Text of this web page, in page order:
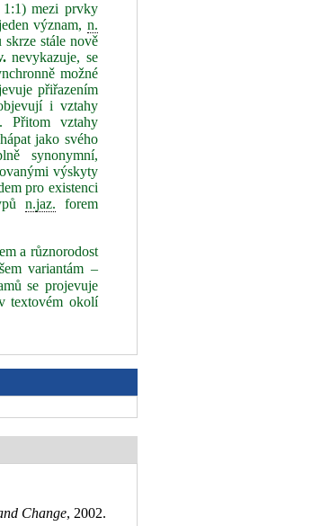
1:1) mezi prvky
význam, n.
stále nově
nevykazuje, se
možné
přiřazením
i vztahy
Přitom vztahy
jako svého
synonymní,
výskyty
pro existenci
n.jaz. forem
a různorodost
variantám –
se projevuje
textovém okolí
Change, 2002.